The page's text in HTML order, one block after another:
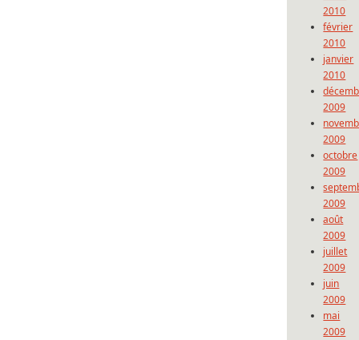
2010
février
2010
janvier
2010
2009
2009
octobre
2009
2009
août
2009
juillet
2009
juin
2009
mai
2009